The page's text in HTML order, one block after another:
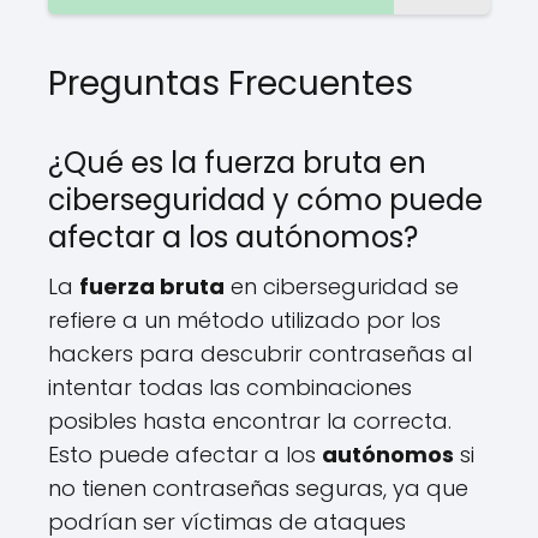
Preguntas Frecuentes
¿Qué es la fuerza bruta en
ciberseguridad y cómo puede
afectar a los autónomos?
La fuerza bruta en ciberseguridad se
refiere a un método utilizado por los
hackers para descubrir contraseñas al
intentar todas las combinaciones
posibles hasta encontrar la correcta.
Esto puede afectar a los autónomos si
no tienen contraseñas seguras, ya que
podrían ser víctimas de ataques